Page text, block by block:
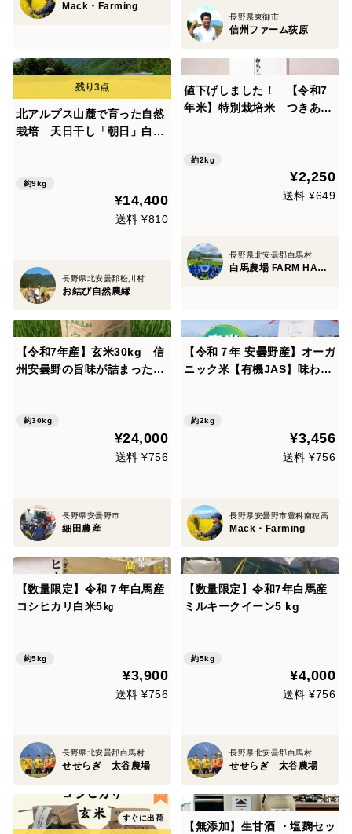
Mack・Farming
長野県東御市
信州ファーム荻原
北アルプス山麓で育った自然
栽培 天日干し「朝日」白米
約9kg
¥14,400
送料 ¥810
長野県北安曇郡松川村
お結び自然農縁
値下げしました！ 【令和7
年米】特別栽培米 つきあか
約2kg
¥2,250
送料 ¥649
長野県北安曇郡白馬村
白馬農場 FARM HAKUBA
【令和7年産】玄米30kg 信
州安曇野の旨味が詰まったコ
約30kg
¥24,000
送料 ¥756
長野県安曇野市
細田農産
【令和７年 安曇野産】オーガ
ニック米【有機JAS】味わい
米２㎏
約2kg
¥3,456
送料 ¥756
長野県安曇野市豊科南穂高
Mack・Farming
【数量限定】令和７年白馬産
コシヒカリ白米5㎏
約5kg
¥3,900
送料 ¥756
長野県北安曇郡白馬村
せせらぎ 太谷農場
【数量限定】令和7年白馬産
ミルキークイーン5 kg
約5kg
¥4,000
送料 ¥756
長野県北安曇郡白馬村
せせらぎ 太谷農場
すぐに出荷
【無添加】生甘酒 ・塩麹セッ